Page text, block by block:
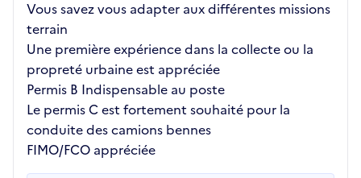
Vous savez vous adapter aux différentes missions
terrain
Une première expérience dans la collecte ou la
propreté urbaine est appréciée
Permis B Indispensable au poste
Le permis C est fortement souhaité pour la
conduite des camions bennes
FIMO/FCO appréciée